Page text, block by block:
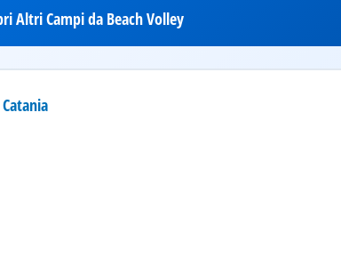
Altri Campi da Beach Volley